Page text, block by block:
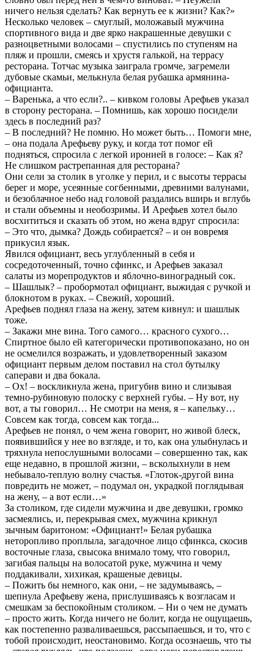
ничего нельзя сделать? Как вернуть ее к жизни? Как?»
Несколько человек – смуглый, моложавый мужчина
спортивного вида и две ярко накрашенные девушки с
разноцветными волосами – спустились по ступеням на
пляж и прошли, смеясь и хрустя галькой, на террасу
ресторана. Тотчас музыка заиграла громче, загремели
дубовые скамьи, мелькнула белая рубашка армянина-
официанта.
– Варенька, а что если?.. – кивком головы Арефьев указал
в сторону ресторана. – Помнишь, как хорошо посидели
здесь в последний раз?
– В последний? Не помню. Но может быть… Помоги мне,
– она подала Арефьеву руку, и когда тот помог ей
подняться, спросила с легкой иронией в голосе: – Как я?
Не слишком растрепанная для ресторана?
Они сели за столик в уголке у перил, и с высоты террасы
берег и море, усеянные согбенными, древними валунами,
и безоблачное небо над головой раздались вширь и вглубь
и стали объемны и необозримы. И Арефьев хотел было
восхититься и сказать об этом, но жена вдруг спросила:
– Это что, дымка? Дождь собирается? – и он вовремя
прикусил язык.
Явился официант, весь углубленный в себя и
сосредоточенный, точно сфинкс, и Арефьев заказал
салаты из морепродуктов и яблочно-виноградный сок.
– Шашлык? – пробормотал официант, выжидая с ручкой и
блокнотом в руках. – Свежий, хороший.
Арефьев поднял глаза на жену, затем кивнул: и шашлык
тоже.
– Закажи мне вина. Того самого… красного сухого…
Спиртное было ей категорически противопоказано, но он
не осмелился возражать, и удовлетворенный заказом
официант первым делом поставил на стол бутылку
саперави и два бокала.
– Ох! – воскликнула жена, пригубив вино и слизывая
темно-рубиновую полоску с верхней губы. – Ну вот, ну
вот, а ты говорил… Не смотри на меня, я – капельку…
Совсем как тогда, совсем как тогда...
Арефьев не понял, о чем жена говорит, но живой блеск,
появившийся у нее во взгляде, и то, как она улыбнулась и
тряхнула непослушными волосами – совершенно так, как
еще недавно, в прошлой жизни, – всколыхнули в нем
небывало-теплую волну счастья. «Глоток-другой вина
повредить не может, – подумал он, украдкой поглядывая
на жену, – а вот если…»
За столиком, где сидели мужчина и две девушки, громко
засмеялись, и, перекрывая смех, мужчина крикнул
зычным баритоном: «Официант!» Белая рубашка
неторопливо проплыла, загадочное лицо сфинкса, скосив
восточные глаза, свысока внимало тому, что говорил,
загибая пальцы на волосатой руке, мужчина и чему
поддакивали, хихикая, крашеные девицы.
– Пожить бы немного, как они, – не задумываясь, –
шепнула Арефьеву жена, прислушиваясь к возгласам и
смешкам за беспокойным столиком. – Ни о чем не думать
– просто жить. Когда ничего не болит, когда не ощущаешь,
как постепенно разваливаешься, рассыпаешься, и то, что с
тобой происходит, неостановимо. Когда осознаешь, что ты